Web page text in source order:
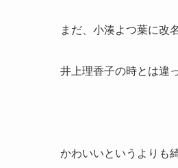
まだ、小湊よつ葉に改
井上理香子の時とは違っ
かわいいというよりも